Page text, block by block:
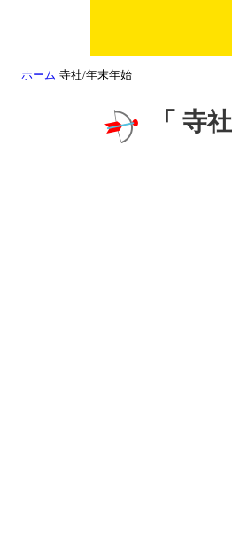
ホーム 寺社/年末年始
「 寺